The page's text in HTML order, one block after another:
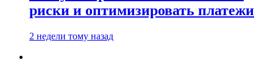
риски и оптимизировать платежи
2 недели тому назад